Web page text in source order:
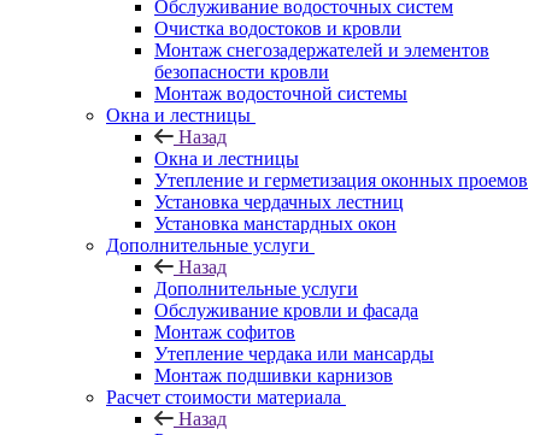
Обслуживание водосточных систем
Очистка водостоков и кровли
Монтаж снегозадержателей и элементов
безопасности кровли
Монтаж водосточной системы
Окна и лестницы
Назад
Окна и лестницы
Утепление и герметизация оконных проемов
Установка чердачных лестниц
Установка манстардных окон
Дополнительные услуги
Назад
Дополнительные услуги
Обслуживание кровли и фасада
Монтаж софитов
Утепление чердака или мансарды
Монтаж подшивки карнизов
Расчет стоимости материала
Назад